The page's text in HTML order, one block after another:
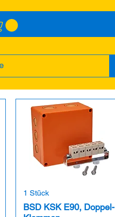
1 Stück
BSD KSK E90, Doppel-